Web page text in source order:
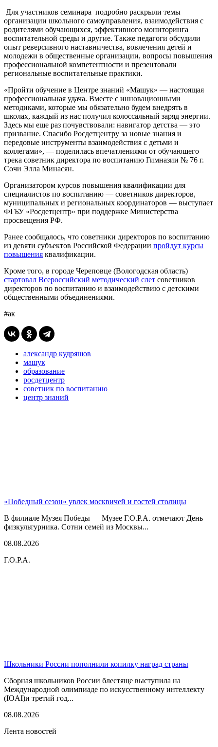
Для участников семинара подробно раскрыли темы
организации школьного самоуправления, взаимодействия с
родителями обучающихся, эффективного мониторинга
воспитательной среды и другие. Также педагоги обсудили
опыт реверсивного наставничества, вовлечения детей и
молодежи в общественные организации, вопросы повышения
профессиональной компетентности и презентовали
региональные воспитательные практики.
«Пройти обучение в Центре знаний «Машук» — настоящая
профессиональная удача. Вместе с инновационными
методиками, которые мы обязательно будем внедрять в
школах, каждый из нас получил колоссальный заряд энергии.
Здесь мы еще раз почувствовали: навигатор детства — это
призвание. Спасибо Росдетцентру за новые знания и
передовые инструменты взаимодействия с детьми и
коллегами», — поделилась впечатлениями от обучающего
трека советник директора по воспитанию Гимназии № 76 г.
Сочи Элла Минасян.
Организатором курсов повышения квалификации для
специалистов по воспитанию — советников директоров,
муниципальных и региональных координаторов — выступает
ФГБУ «Росдетцентр» при поддержке Министерства
просвещения РФ.
Ранее сообщалось, что советники директоров по воспитанию
из девяти субъектов Российской Федерации пройдут курсы
повышения квалификации.
Кроме того, в городе Череповце (Вологодская область)
стартовал Всероссийский методический слет советников
директоров по воспитанию и взаимодействию с детскими
общественными объединениями.
#ак
александр кудряшов
машук
образование
росдетцентр
советник по воспитанию
центр знаний
«Победный сезон» увлек москвичей и гостей столицы
В филиале Музея Победы — Музее Г.О.Р.А. отмечают День
физкультурника. Сотни семей из Москвы...
08.08.2026
Г.О.Р.А.
Школьники России пополнили копилку наград страны
Сборная школьников России блестяще выступила на
Международной олимпиаде по искусственному интеллекту
(IOAI)и третий год...
08.08.2026
Лента новостей